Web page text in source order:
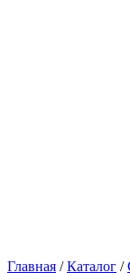
Главная /Каталог /